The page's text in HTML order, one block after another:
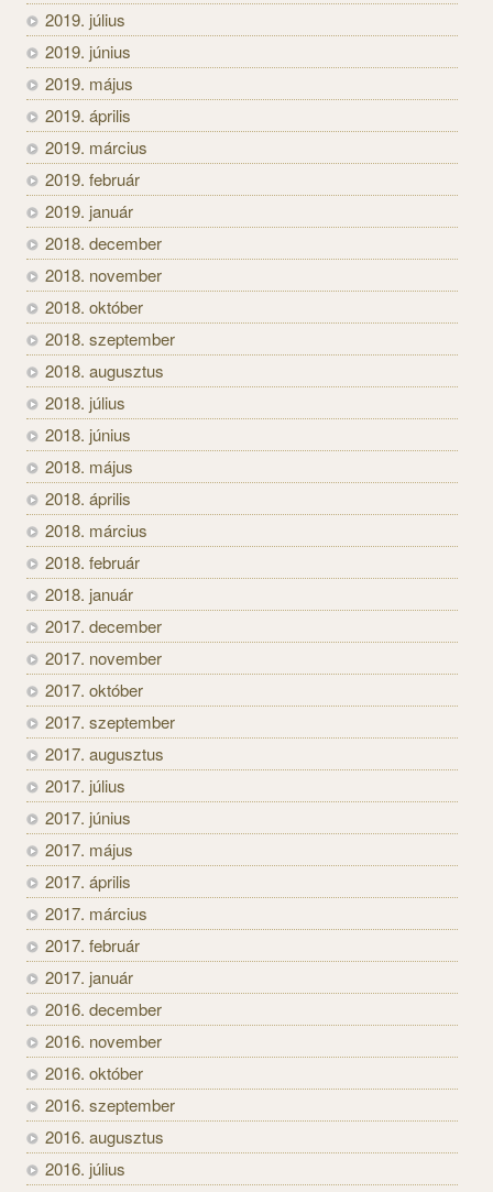
2019. július
2019. június
2019. május
2019. április
2019. március
2019. február
2019. január
2018. december
2018. november
2018. október
2018. szeptember
2018. augusztus
2018. július
2018. június
2018. május
2018. április
2018. március
2018. február
2018. január
2017. december
2017. november
2017. október
2017. szeptember
2017. augusztus
2017. július
2017. június
2017. május
2017. április
2017. március
2017. február
2017. január
2016. december
2016. november
2016. október
2016. szeptember
2016. augusztus
2016. július